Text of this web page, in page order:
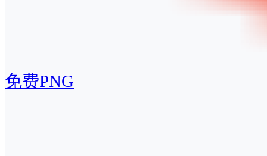
免费PNG